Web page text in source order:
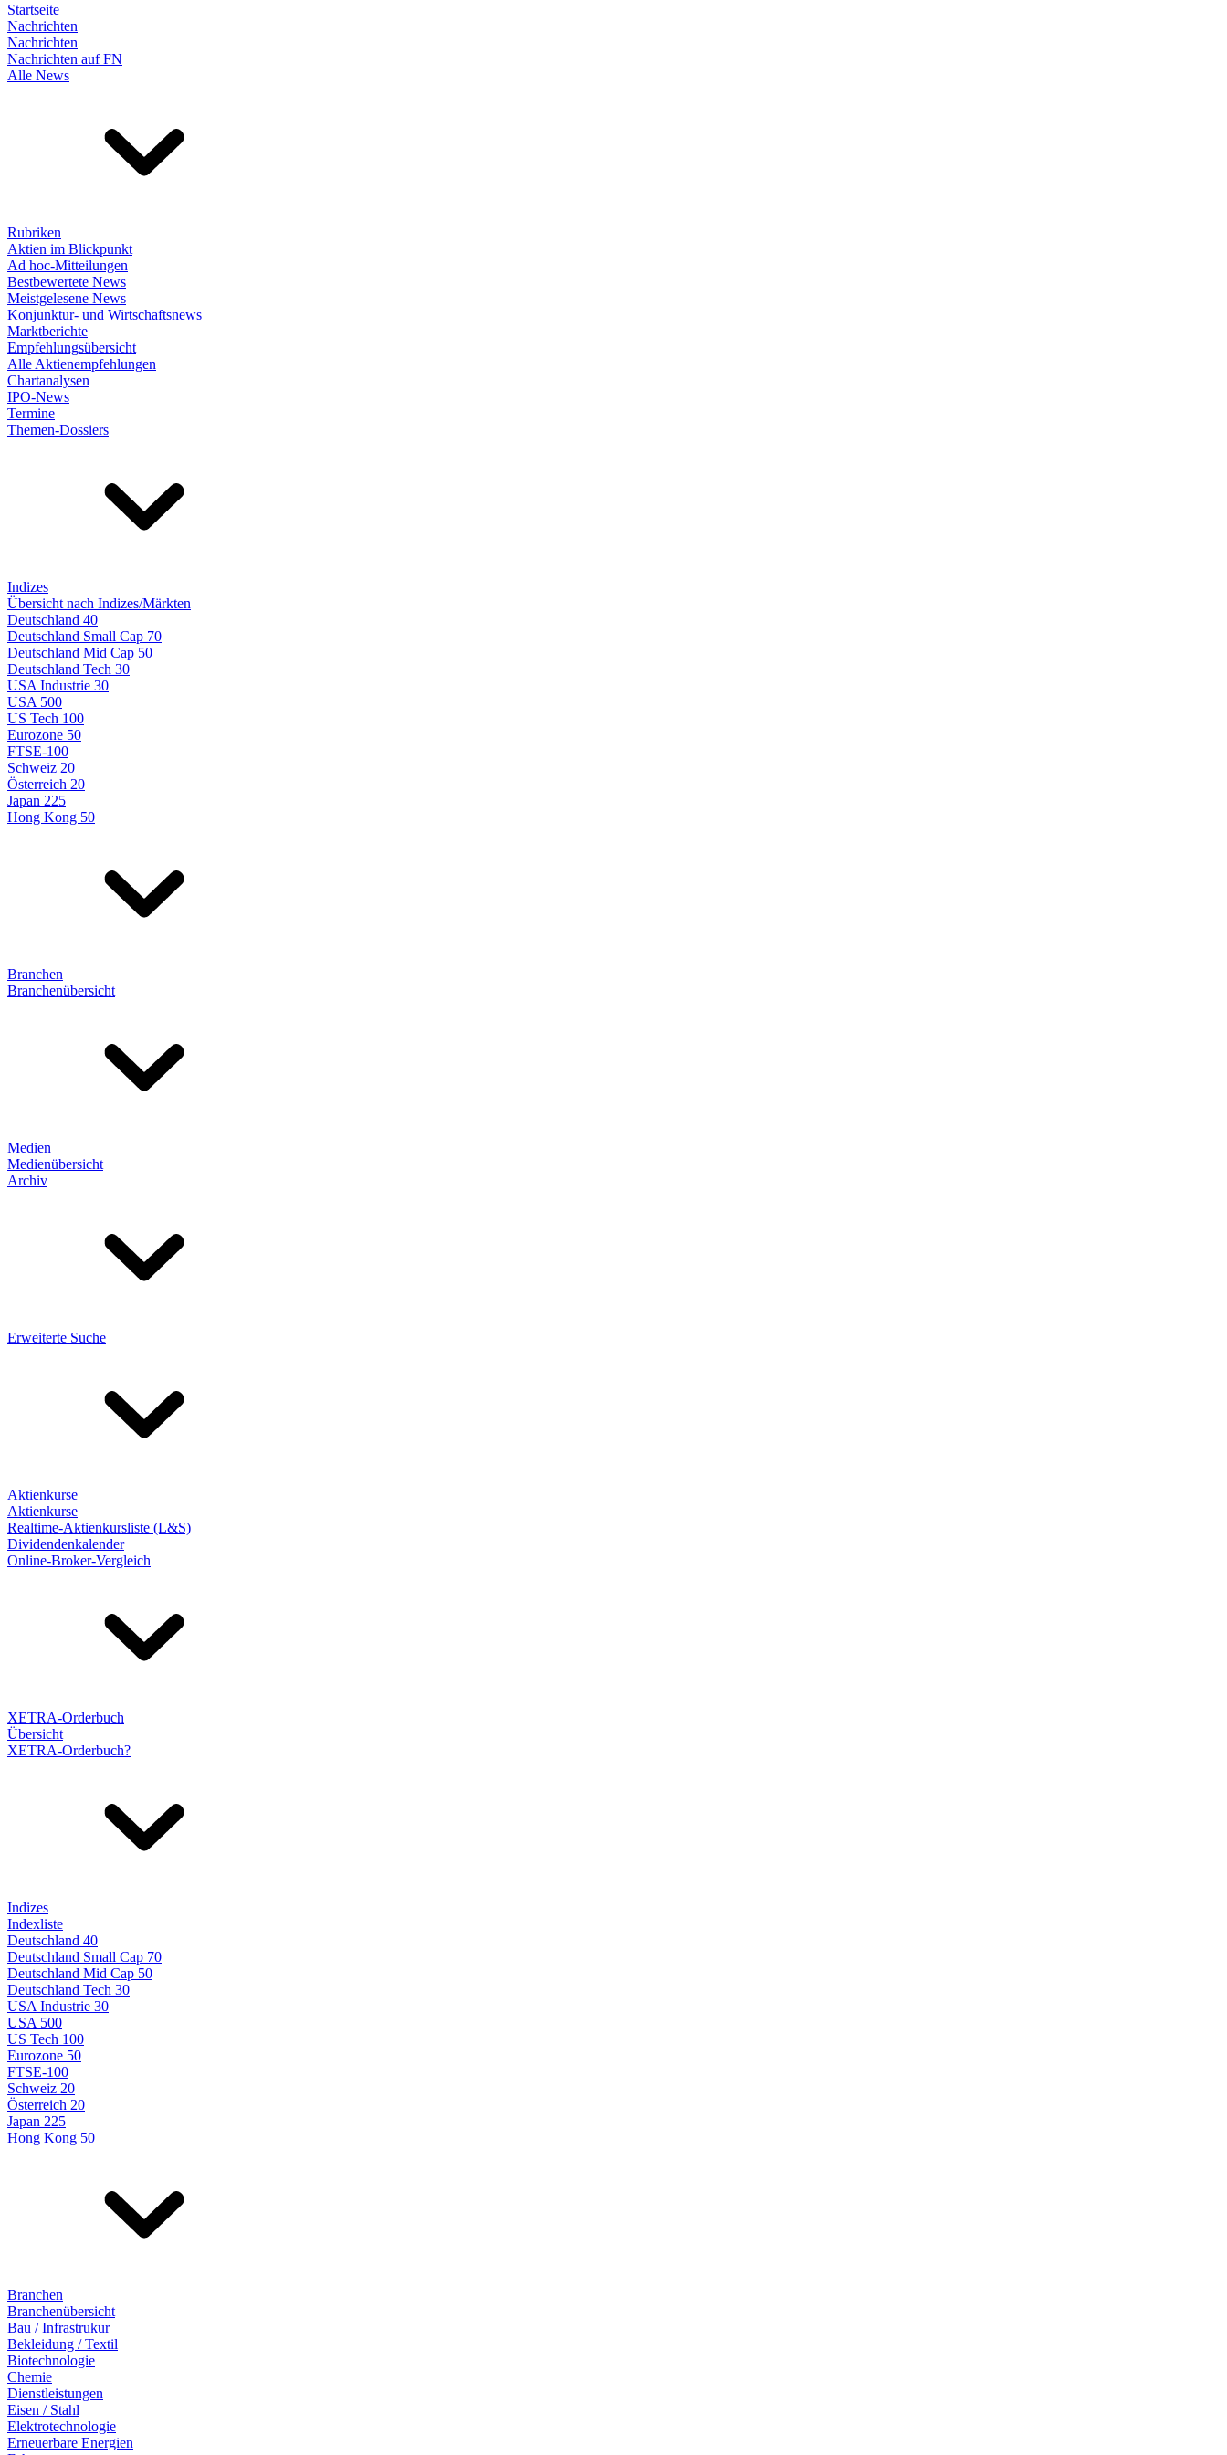
Startseite
Nachrichten
Nachrichten
Nachrichten auf FN
Alle News
Rubriken
Aktien im Blickpunkt
Ad hoc-Mitteilungen
Bestbewertete News
Meistgelesene News
Konjunktur- und Wirtschaftsnews
Marktberichte
Empfehlungsübersicht
Alle Aktienempfehlungen
Chartanalysen
IPO-News
Termine
Themen-Dossiers
Indizes
Übersicht nach Indizes/Märkten
Deutschland 40
Deutschland Small Cap 70
Deutschland Mid Cap 50
Deutschland Tech 30
USA Industrie 30
USA 500
US Tech 100
Eurozone 50
FTSE-100
Schweiz 20
Österreich 20
Japan 225
Hong Kong 50
Branchen
Branchenübersicht
Medien
Medienübersicht
Archiv
Erweiterte Suche
Aktienkurse
Aktienkurse
Realtime-Aktienkursliste (L&S)
Dividendenkalender
Online-Broker-Vergleich
XETRA-Orderbuch
Übersicht
XETRA-Orderbuch?
Indizes
Indexliste
Deutschland 40
Deutschland Small Cap 70
Deutschland Mid Cap 50
Deutschland Tech 30
USA Industrie 30
USA 500
US Tech 100
Eurozone 50
FTSE-100
Schweiz 20
Österreich 20
Japan 225
Hong Kong 50
Branchen
Branchenübersicht
Bau / Infrastrukur
Bekleidung / Textil
Biotechnologie
Chemie
Dienstleistungen
Eisen / Stahl
Elektrotechnologie
Erneuerbare Energien